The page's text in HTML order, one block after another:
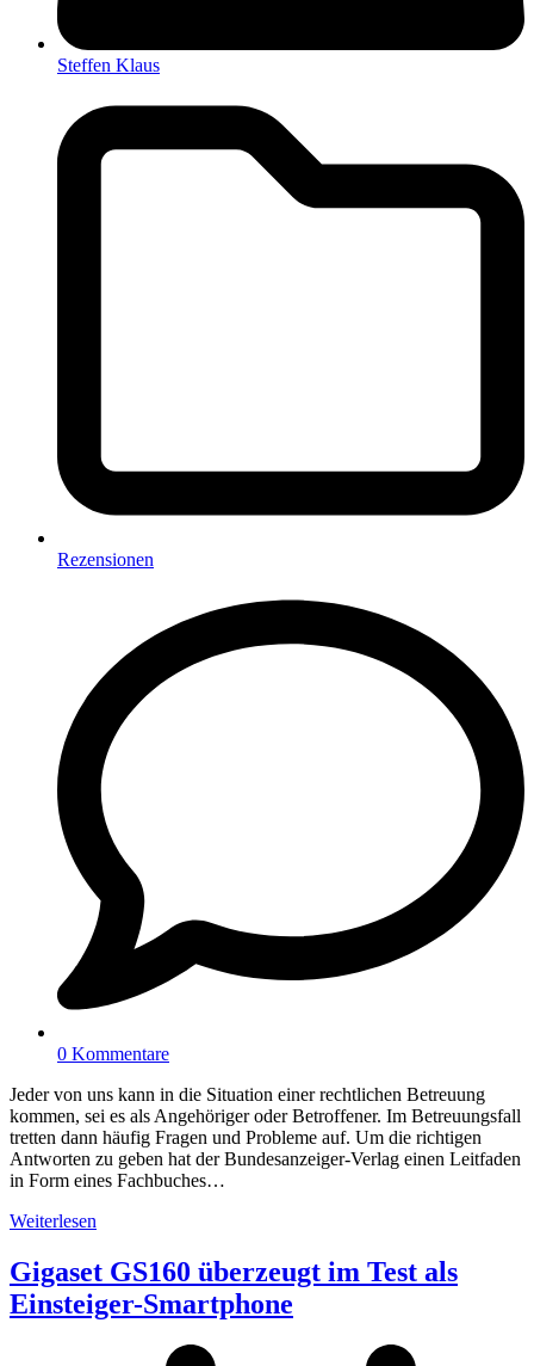
Steffen Klaus
Rezensionen
0 Kommentare
Jeder von uns kann in die Situation einer rechtlichen Betreuung
kommen, sei es als Angehöriger oder Betroffener. Im Betreuungsfall
tretten dann häufig Fragen und Probleme auf. Um die richtigen
Antworten zu geben hat der Bundesanzeiger-Verlag einen Leitfaden
in Form eines Fachbuches…
Weiterlesen
Gigaset GS160 überzeugt im Test als
Einsteiger-Smartphone